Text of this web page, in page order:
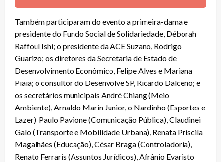
Também participaram do evento a primeira-dama e
presidente do Fundo Social de Solidariedade, Déborah
Raffoul Ishi; o presidente da ACE Suzano, Rodrigo
Guarizo; os diretores da Secretaria de Estado de
Desenvolvimento Econômico, Felipe Alves e Mariana
Piaia; o consultor do Desenvolve SP, Ricardo Dalceno; e
os secretários municipais André Chiang (Meio
Ambiente), Arnaldo Marin Junior, o Nardinho (Esportes e
Lazer), Paulo Pavione (Comunicação Pública), Claudinei
Galo (Transporte e Mobilidade Urbana), Renata Priscila
Magalhães (Educação), César Braga (Controladoria),
Renato Ferraris (Assuntos Jurídicos), Afrânio Evaristo